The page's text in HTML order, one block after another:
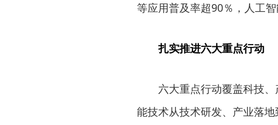
等应用普及率超90％，人工
扎实推进六大重点行动
六大重点行动覆盖科技
能技术从技术研发、产业落